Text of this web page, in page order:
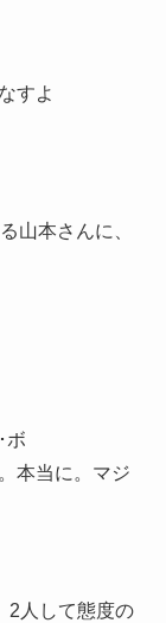
すよ
山本さんに、
ボ
本当に。マジ
2人して態度の